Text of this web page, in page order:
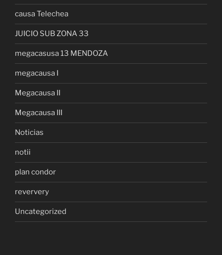
causa Telechea
JUICIO SUB ZONA 33
megacasusa 13 MENDOZA
megacausa I
Megacausa II
Megacausa III
Noticias
notii
plan condor
reververy
Uncategorized